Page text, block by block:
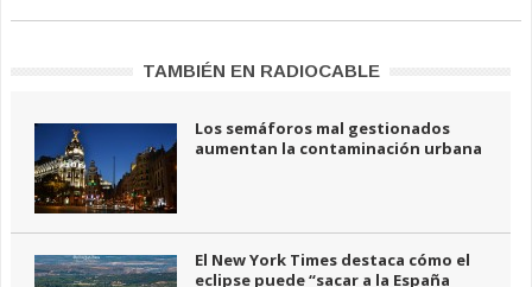
TAMBIÉN EN RADIOCABLE
Los semáforos mal gestionados
aumentan la contaminación urbana
El New York Times destaca cómo el
eclipse puede “sacar a la España